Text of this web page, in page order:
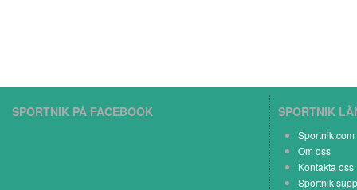
SPORTNIK PÅ FACEBOOK SPORTNIK
Sportnik.com
Om oss
Kontakta oss
Sportnik